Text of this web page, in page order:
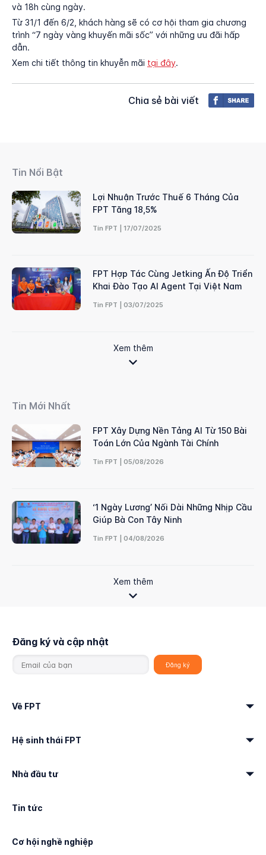
và 18h cùng ngày.
Từ 31/1 đến 6/2, khách hàng sẽ có cơ hội tham gia chương
trình “7 ngày vàng khuyến mãi sốc” với những ưu đãi hấp
dẫn.
Xem chi tiết thông tin khuyễn mãi tại đây.
Chia sẻ bài viết
Tin Nổi Bật
Lợi Nhuận Trước Thuế 6 Tháng Của
FPT Tăng 18,5%
Tin FPT | 17/07/2025
FPT Hợp Tác Cùng Jetking Ấn Độ Triển
Khai Đào Tạo AI Agent Tại Việt Nam
Tin FPT | 03/07/2025
Xem thêm
Tin Mới Nhất
FPT Xây Dựng Nền Tảng AI Từ 150 Bài
Toán Lớn Của Ngành Tài Chính
Tin FPT | 05/08/2026
‘1 Ngày Lương’ Nối Dài Những Nhịp Cầu
Giúp Bà Con Tây Ninh
Tin FPT | 04/08/2026
Xem thêm
Đăng ký và cập nhật
Về FPT
Hệ sinh thái FPT
Nhà đầu tư
Tin tức
Cơ hội nghề nghiệp